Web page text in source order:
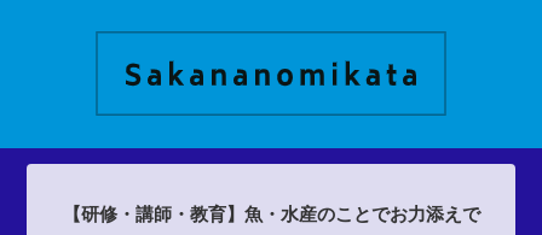
【研修・講師・教育】魚・水産のことでお力添えで